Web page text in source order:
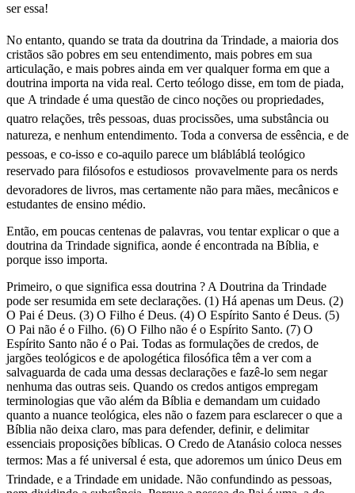
ser essa!
No entanto, quando se trata da doutrina da Trindade, a maioria dos
cristãos são pobres em seu entendimento, mais pobres em sua
articulação, e mais pobres ainda em ver qualquer forma em que a
doutrina importa na vida real. Certo teólogo disse, em tom de piada,
que A trindade é uma questão de cinco noções ou propriedades,
quatro relações, três pessoas, duas procissões, uma substância ou
natureza, e nenhum entendimento. Toda a conversa de essência, e de
pessoas, e co-isso e co-aquilo parece um blábláblá teológico
reservado para filósofos e estudiosos  provavelmente para os nerds
devoradores de livros, mas certamente não para mães, mecânicos e
estudantes de ensino médio.
Então, em poucas centenas de palavras, vou tentar explicar o que a
doutrina da Trindade significa, aonde é encontrada na Bíblia, e
porque isso importa.
Primeiro, o que significa essa doutrina ? A Doutrina da Trindade
pode ser resumida em sete declarações. (1) Há apenas um Deus. (2)
O Pai é Deus. (3) O Filho é Deus. (4) O Espírito Santo é Deus. (5)
O Pai não é o Filho. (6) O Filho não é o Espírito Santo. (7) O
Espírito Santo não é o Pai. Todas as formulações de credos, de
jargões teológicos e de apologética filosófica têm a ver com a
salvaguarda de cada uma dessas declarações e fazê-lo sem negar
nenhuma das outras seis. Quando os credos antigos empregam
terminologias que vão além da Bíblia e demandam um cuidado
quanto a nuance teológica, eles não o fazem para esclarecer o que a
Bíblia não deixa claro, mas para defender, definir, e delimitar
essenciais proposições bíblicas. O Credo de Atanásio coloca nesses
termos: Mas a fé universal é esta, que adoremos um único Deus em
Trindade, e a Trindade em unidade. Não confundindo as pessoas,